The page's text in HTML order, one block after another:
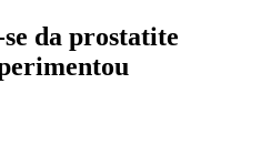
da prostatite